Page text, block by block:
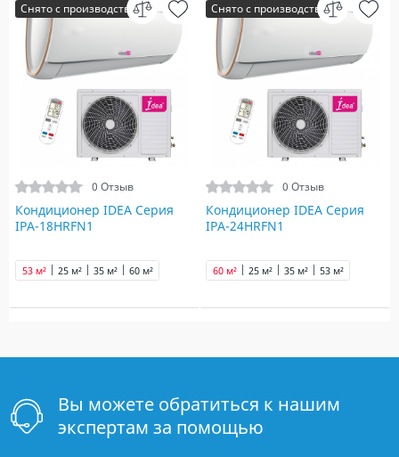
Снято с производства
0 Отзыв
Кондиционер IDEA Серия
IPA-18HRFN1
25 м² 35 м²
53 м² 60 м²
Снято с производства
0 Отзыв
Кондиционер IDEA Серия
IPA-24HRFN1
25 м² 35 м² 53 м²
60 м²
Вы можете обратиться к нашим
экспертам за помощью